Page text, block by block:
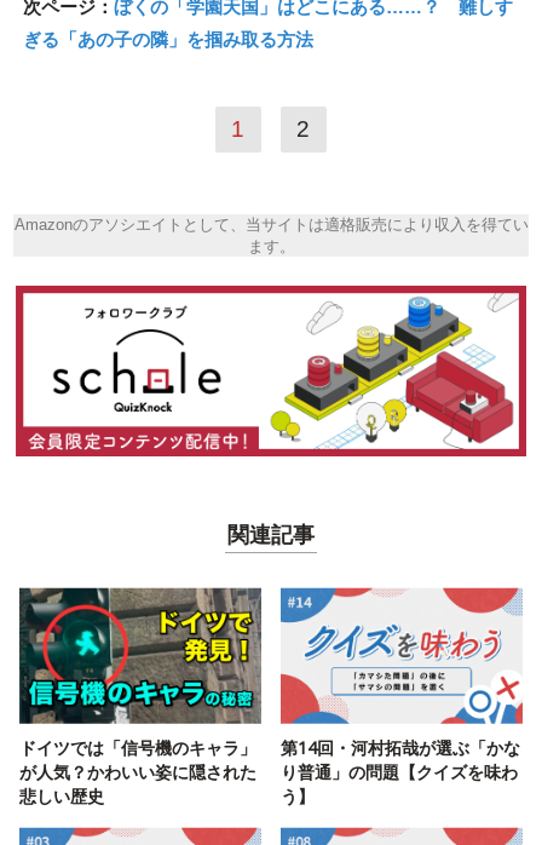
次ページ： ぼくの「学園天国」はどこにある……？ 難しす
ぎる「あの子の隣」を掴み取る方法
1 2
Amazonのアソシエイトとして、当サイトは適格販売により収入を得てい
ます。
関連記事
ドイツでは「信号機のキャラ」
が人気？かわいい姿に隠された
悲しい歴史
第14回・河村拓哉が選ぶ「かな
り普通」の問題【クイズを味わ
う】